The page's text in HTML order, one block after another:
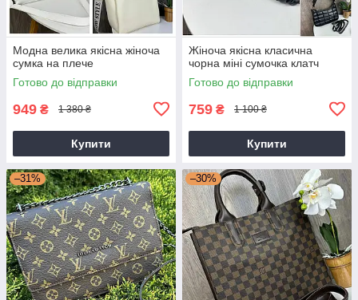
Модна велика якісна жіноча
сумка на плече
Готово до відправки
949 ₴ 1 380 ₴
Купити
Жіноча якісна класична
чорна міні сумочка клатч
Готово до відправки
759 ₴ 1 100 ₴
Купити
–31% –30%